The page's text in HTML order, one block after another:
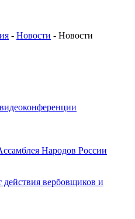
- Новости - Новости
Народов России
вербовщиков и